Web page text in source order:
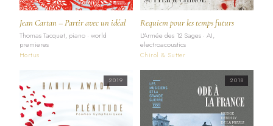
Jean Cartan – Partir avec un idéal
Thomas Tacquet, piano · world
premieres
Hortus
Requiem pour les temps futurs
L'Armée des 12 Sages · AI,
electroacoustics
Chirol & Sutter
2019 2018